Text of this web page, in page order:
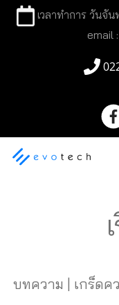
เวลาทำการ วันจั
email
บทความ | เกร็ดค